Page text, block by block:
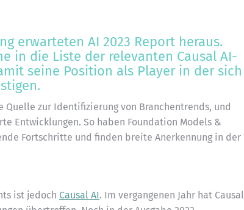
erwarteten AI 2023 Report heraus.
in die Liste der relevanten Causal AI-
seine Position als Player in der sich
Quelle zur Identifizierung von Branchentrends, und
Entwicklungen. So haben Foundation Models &
Fortschritte und finden breite Anerkennung in der
ist jedoch Causal AI. Im vergangenen Jahr hat Causal